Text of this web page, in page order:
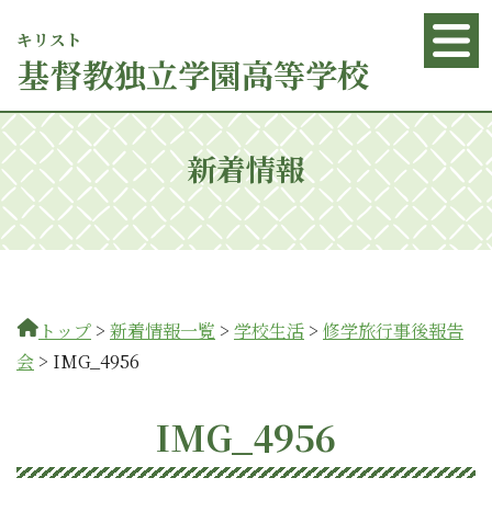
基督
キリスト
教独立学園高等学校
新着情報
トップ > 新着情報一覧 > 学校生活 > 修学旅行事後報告
会 > IMG_4956
IMG_4956